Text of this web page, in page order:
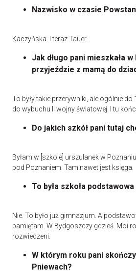
Nazwisko w czasie
Kaczyńska. I teraz Tauer.
Jak długo pani mieszkała
przyjeździe z mamą do
To były takie przerywniki, ale ogólnie do
do wybuchu II wojny światowej. I tu
Do jakich szkół pani tutaj
Byłam w [szkole] urszulanek w
pod Poznaniem. Tam nawet jest księga.
To była szkoła
Nie. To było już gimnazjum. A
pamiętam. W Bydgoszczy gdzieś. Moi
rozwiedzeni.
W którym roku pani
Pniewach?